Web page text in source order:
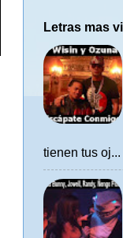
Letras mas
tienen tus oj...